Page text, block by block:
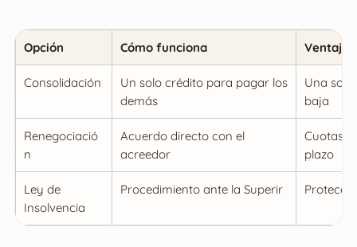
Opción Cómo funciona Ventajas
Consolidación
Un solo crédito para pagar los
demás
Una
baja
Renegociació
n
Acuerdo directo con el
acreedor
Cuotas
plazo
Ley de
Insolvencia
Procedimiento ante la Superir